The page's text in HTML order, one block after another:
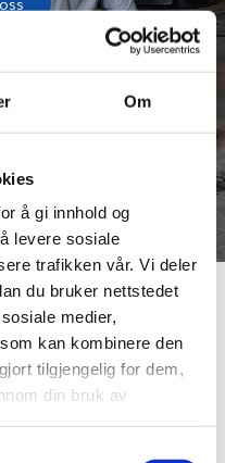
Om
å gi innhold og
levere sosiale
trafikken vår. Vi deler
du bruker nettstedet
medier,
kan kombinere den
tilgjengelig for dem,
din bruk av
opp slam og rengjør:
og tanker.
at vi påtar oss oppdrag i